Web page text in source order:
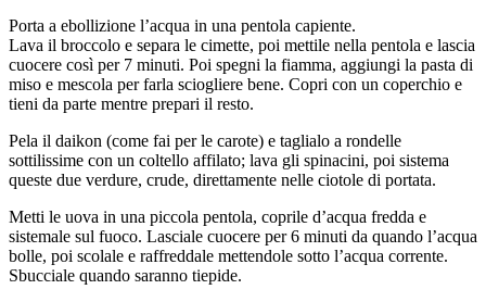
Porta a ebollizione l’acqua in una pentola capiente.
Lava il broccolo e separa le cimette, poi mettile nella pentola e lascia
cuocere così per 7 minuti. Poi spegni la fiamma, aggiungi la pasta di
miso e mescola per farla sciogliere bene. Copri con un coperchio e
tieni da parte mentre prepari il resto.
Pela il daikon (come fai per le carote) e taglialo a rondelle
sottilissime con un coltello affilato; lava gli spinacini, poi sistema
queste due verdure, crude, direttamente nelle ciotole di portata.
Metti le uova in una piccola pentola, coprile d’acqua fredda e
sistemale sul fuoco. Lasciale cuocere per 6 minuti da quando l’acqua
bolle, poi scolale e raffreddale mettendole sotto l’acqua corrente.
Sbucciale quando saranno tiepide.